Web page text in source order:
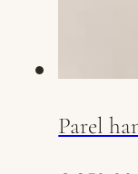
Parel